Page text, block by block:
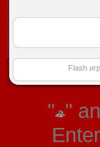
Flash
" "